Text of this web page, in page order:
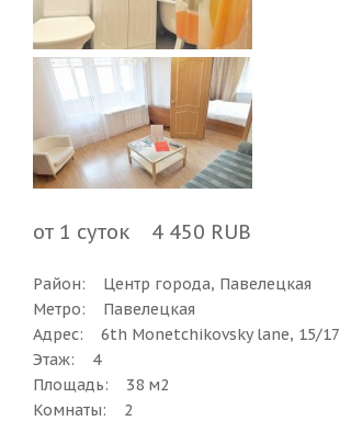
от 1 суток 4 450 RUB
Район: Центр города, Павелецкая
Метро: Павелецкая
Адрес: 6th Monetchikovsky lane, 15/17
Этаж: 4
Площадь: 38 м2
Комнаты: 2